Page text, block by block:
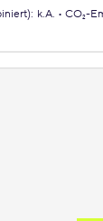
: k.A.
CO₂-